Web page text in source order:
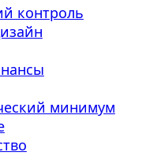
контроль
минимум